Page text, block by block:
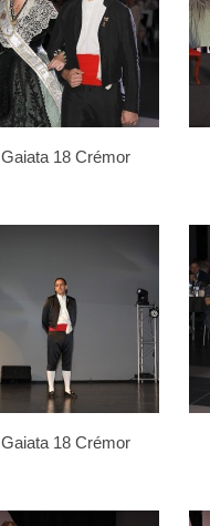
Gaiata 18 Crémor
Gaiata 18 Crémor